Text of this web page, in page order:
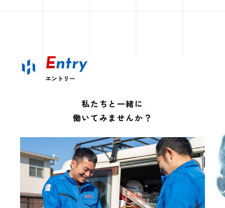
Entry
エントリー
私たちと一緒に
働いてみませんか？